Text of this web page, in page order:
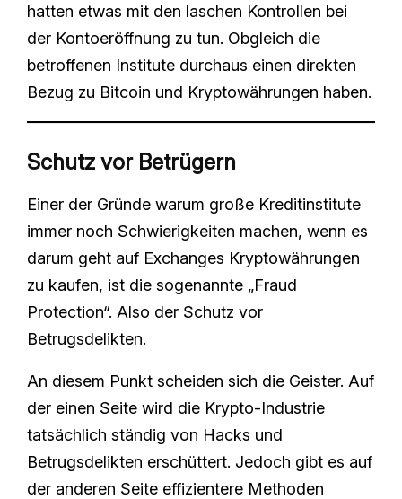
hatten etwas mit den laschen Kontrollen bei
der Kontoeröffnung zu tun. Obgleich die
betroffenen Institute durchaus einen direkten
Bezug zu Bitcoin und Kryptowährungen haben.
Schutz vor Betrügern
Einer der Gründe warum große Kreditinstitute
immer noch Schwierigkeiten machen, wenn es
darum geht auf Exchanges Kryptowährungen
zu kaufen, ist die sogenannte „Fraud
Protection“. Also der Schutz vor
Betrugsdelikten.
An diesem Punkt scheiden sich die Geister. Auf
der einen Seite wird die Krypto-Industrie
tatsächlich ständig von Hacks und
Betrugsdelikten erschüttert. Jedoch gibt es auf
der anderen Seite effizientere Methoden